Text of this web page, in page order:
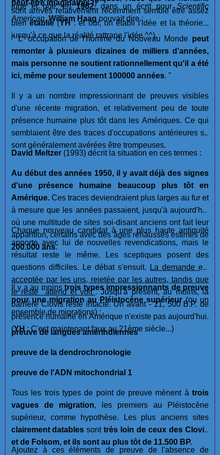
peut-être imaginaires !)
sont arrivés relativement récemment semble être assez
bienétablie(YH: et oui, on établi l'idée et la théorie...
jusqu'à ce que la réalité rattrape l'idée ^^).
jugé et que, en1962, dans un écrit pourScientific
American,William Haagpouvait dire :
" L' occupation de l'homme du Nouveau Monde peut
remonter à plusieurs dizaines de milliers d'années,
mais personne ne soutient rationnellement qu'il a été
ici, même pour seulement 100000 années. "
Il y a un nombre impressionnant de preuves visibles
d'une récente migration, et relativement peu de toute
présence humaine plus tôt dans les Amériques. Ce qui
semblaient être des traces d'occupations antérieures se
sont généralement avérées être trompeuses.
David Meltzer (1993) décrit la situation en ces termes :
Au début des années 1950, il y avait déjà des signes
d'une présence humaine beaucoup plus tôt en
Amérique. Ces traces deviendraient plus larges au fur et
à mesure que les années passaient, jusqu'à aujourd'hui
où une multitude de sites soi-disant anciens ont fait leur
apparition, certains avec des âges réhaussés estimés de
200.000 ans.
Chaque nouveau candidat à une plus haute antiquité
apporte avec lui de nouvelles revendications, mais le
résultat reste le même. Les sceptiques posent des
questions difficiles. Le débat s'ensuit. La demande est
acceptée par les uns, rejetée par les autres, tandis que
le reste "attend et voit". Jusqu'à présent, au moins, la
barrière Clovis reste intacte. Un avant - 11, 500 B.P. de
présence humaine en Amérique n'existe pas aujourd'hui.
(YH: C'est maintenant faux au 21ème siècle...)
Il y a au moins trois types impressionnants de preuve
pour une migration au Pléistocène supérieur(ou un
ensemble de migrations) :
preuve de langues amérindiennes
preuve de la dendrochronologie
preuve de l'ADN mitochondrial 1
Tous les trois types de point de preuve mènent à trois
vagues de migration, les premiers au Pléistocène
supérieur, comme hypothèse. Les plus anciens sites
clairement datables sont très loin de ceux des Clovis
et de Folsom, et ils sont au plus tôt de 11.500 BP.
Ajoutez à ces éléments de preuve de l'absence de